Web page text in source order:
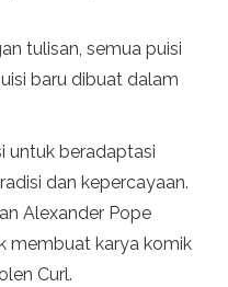
tulisan, semua puisi
baru dibuat dalam
untuk beradaptasi
dan kepercayaan.
Alexander Pope
membuat karya komik
Curl.